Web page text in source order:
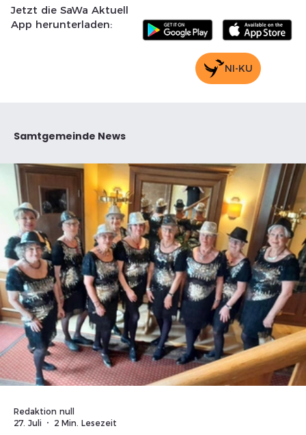
Jetzt die SaWa Aktuell
App herunterladen:
NI-KU
Samtgemeinde News
Redaktion null
27. Juli
2 Min. Lesezeit